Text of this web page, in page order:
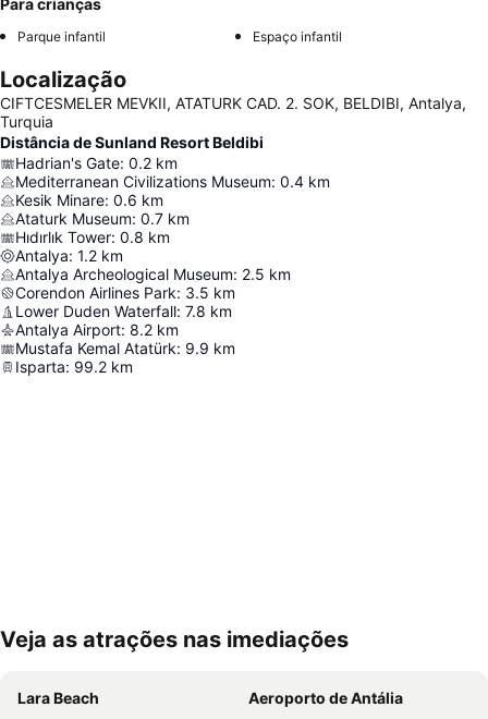
Para crianças
Parque infantil Espaço infantil
Localização
CIFTCESMELER MEVKII, ATATURK CAD. 2. SOK, BELDIBI, Antalya,
Turquia
Distância de Sunland Resort Beldibi
Hadrian's Gate: 0.2 km
Mediterranean Civilizations Museum: 0.4 km
Kesik Minare: 0.6 km
Ataturk Museum: 0.7 km
Hıdırlık Tower: 0.8 km
Antalya: 1.2 km
Antalya Archeological Museum: 2.5 km
Corendon Airlines Park: 3.5 km
Lower Duden Waterfall: 7.8 km
Antalya Airport: 8.2 km
Mustafa Kemal Atatürk: 9.9 km
Isparta: 99.2 km
Ampliar mapa
Veja as atrações nas imediações
Lara Beach
Aeroporto de Antália